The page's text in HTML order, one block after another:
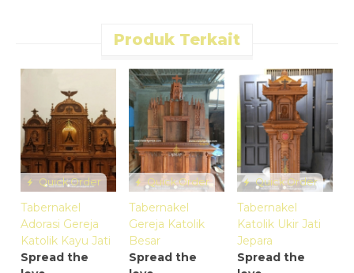
Produk Terkait
Quick Order
Tabernakel
Adorasi Gereja
Katolik Kayu Jati
Spread the
Quick Order
Tabernakel
Gereja Katolik
Besar
Spread the
Quick Order
Tabernakel
Katolik Ukir Jati
Jepara
Spread the